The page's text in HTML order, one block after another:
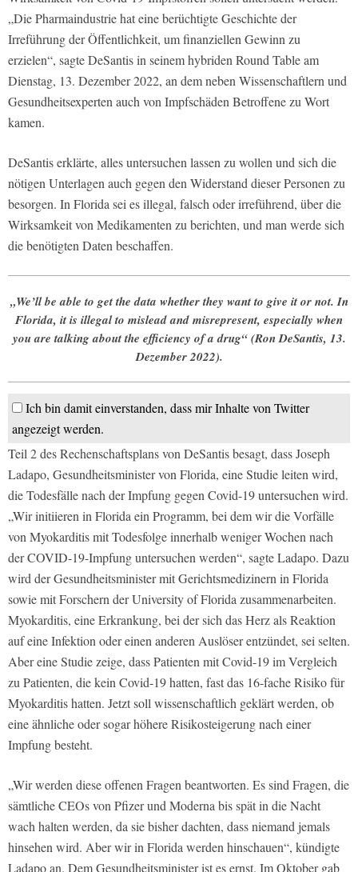
„Die Pharmaindustrie hat eine berüchtigte Geschichte der
Irreführung der Öffentlichkeit, um finanziellen Gewinn zu
erzielen“, sagte DeSantis in seinem hybriden Round Table am
Dienstag, 13. Dezember 2022, an dem neben Wissenschaftlern und
Gesundheitsexperten auch von Impfschäden Betroffene zu Wort
kamen.
DeSantis erklärte, alles untersuchen lassen zu wollen und sich die
nötigen Unterlagen auch gegen den Widerstand dieser Personen zu
besorgen. In Florida sei es illegal, falsch oder irreführend, über die
Wirksamkeit von Medikamenten zu berichten, und man werde sich
die benötigten Daten beschaffen.
„We’ll be able to get the data whether they want to give it or not. In
Florida, it is illegal to mislead and misrepresent, especially when
you are talking about the efficiency of a drug“ (Ron DeSantis, 13.
Dezember 2022).
Ich bin damit einverstanden, dass mir Inhalte von Twitter
angezeigt werden.
Teil 2 des Rechenschaftsplans von DeSantis besagt, dass Joseph
Ladapo, Gesundheitsminister von Florida, eine Studie leiten wird,
die Todesfälle nach der Impfung gegen Covid-19 untersuchen wird.
„Wir initiieren in Florida ein Programm, bei dem wir die Vorfälle
von Myokarditis mit Todesfolge innerhalb weniger Wochen nach
der COVID-19-Impfung untersuchen werden“, sagte Ladapo. Dazu
wird der Gesundheitsminister mit Gerichtsmedizinern in Florida
sowie mit Forschern der University of Florida zusammenarbeiten.
Myokarditis, eine Erkrankung, bei der sich das Herz als Reaktion
auf eine Infektion oder einen anderen Auslöser entzündet, sei selten.
Aber eine Studie zeige, dass Patienten mit Covid-19 im Vergleich
zu Patienten, die kein Covid-19 hatten, fast das 16-fache Risiko für
Myokarditis hatten. Jetzt soll wissenschaftlich geklärt werden, ob
eine ähnliche oder sogar höhere Risikosteigerung nach einer
Impfung besteht.
„Wir werden diese offenen Fragen beantworten. Es sind Fragen, die
sämtliche CEOs von Pfizer und Moderna bis spät in die Nacht
wach halten werden, da sie bisher dachten, dass niemand jemals
hinsehen wird. Aber wir in Florida werden hinschauen“, kündigte
Ladapo an. Dem Gesundheitsminister ist es ernst. Im Oktober gab